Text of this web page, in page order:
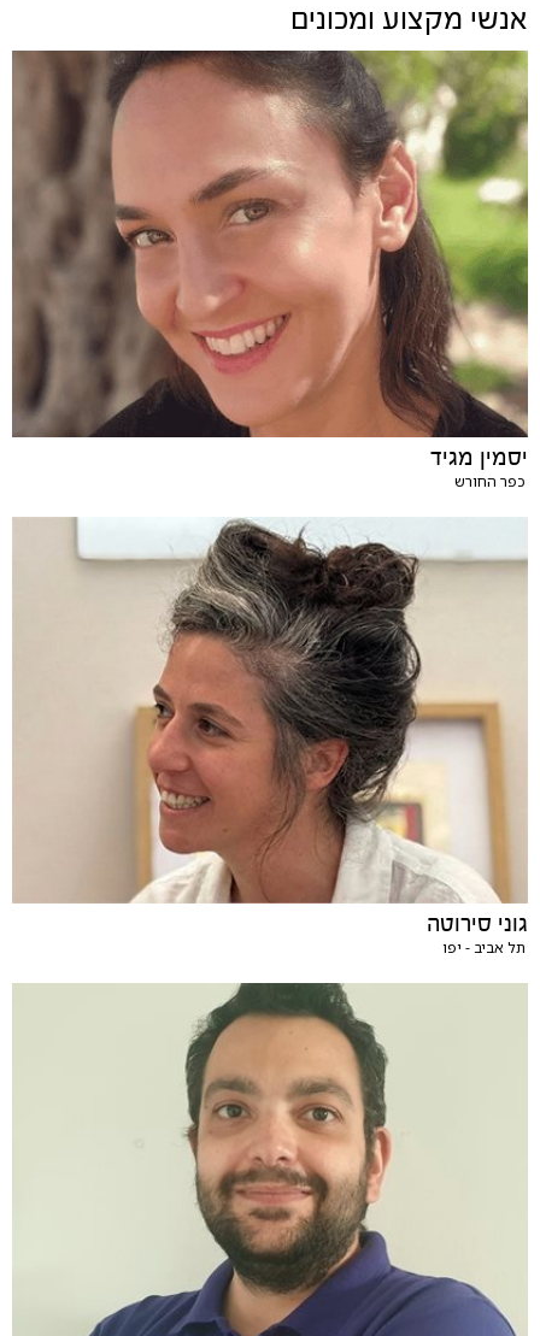
אנשי מקצוע ומכונים
יסמין מגיד
כפר החורש
גוני סירוטה
תל אביב - יפו